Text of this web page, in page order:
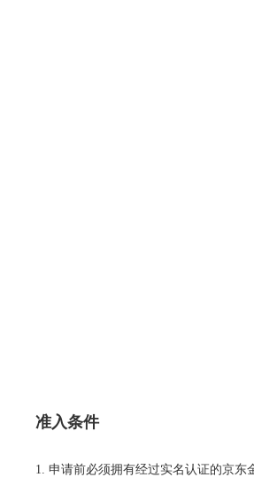
准入条件
1. 申请前必须拥有经过实名认证的京东